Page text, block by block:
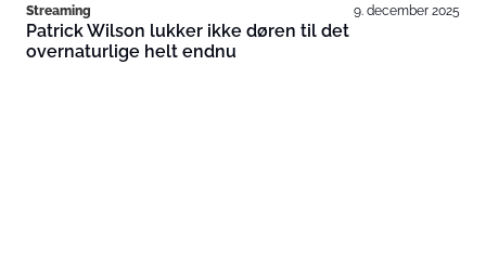
Streaming 9. december 2025
Patrick Wilson lukker ikke døren til det
overnaturlige helt endnu